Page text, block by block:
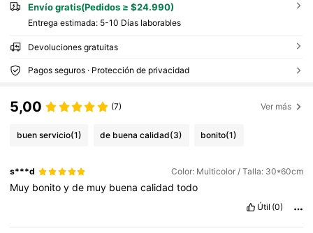
Envío gratis(Pedidos ≥ $24.990)
Entrega estimada: 5-10 Días laborables
Devoluciones gratuitas
Pagos seguros · Protección de privacidad
5,00 (7) Ver más
buen servicio(1) de buena calidad(3) bonito(1)
s***d Color: Multicolor / Talla: 30*60cm
Muy bonitoyde muy buenacalidadtodo
Útil (0)